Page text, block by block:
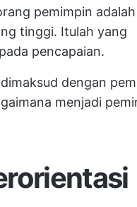
pemimpin adalah
tinggi. Itulah yang
pencapaian.
dengan
menjadi